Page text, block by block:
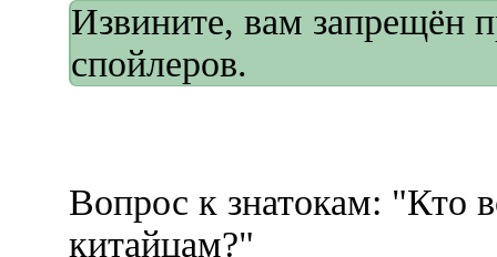
Извините, вам запрещён
спойлеров.
Вопрос к знатокам: "Кто
китайцам?"